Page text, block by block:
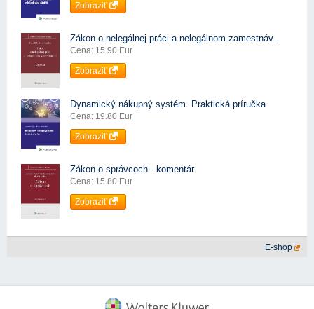
Zobraziť
Zákon o nelegálnej práci a nelegálnom zamestnáv...
Cena: 15.90 Eur
Zobraziť
Dynamický nákupný systém. Praktická príručka
Cena: 19.80 Eur
Zobraziť
Zákon o správcoch - komentár
Cena: 15.80 Eur
Zobraziť
E-shop